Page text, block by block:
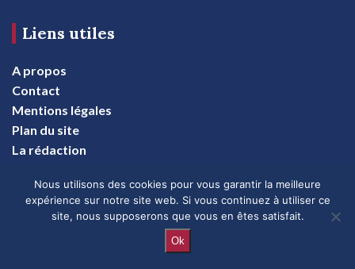
Liens utiles
A propos
Contact
Mentions légales
Plan du site
La rédaction
Suivez-nous
10 Rue du Cornet, 72290 Souligné-sous-
Nous utilisons des cookies pour vous garantir la meilleure
expérience sur notre site web. Si vous continuez à utiliser ce
site, nous supposerons que vous en êtes satisfait.
Ok